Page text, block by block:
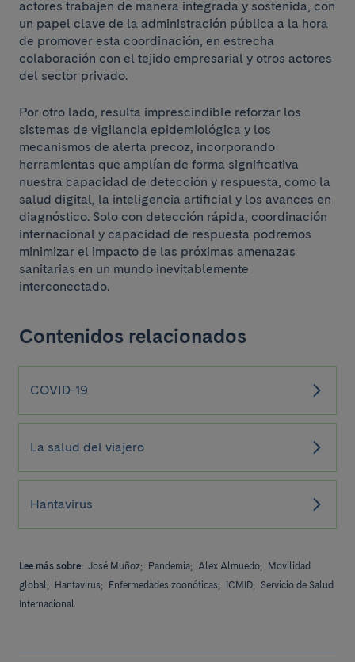
actores trabajen de manera integrada y sostenida, con
un papel clave de la administración pública a la hora
de promover esta coordinación, en estrecha
colaboración con el tejido empresarial y otros actores
del sector privado.
Por otro lado, resulta imprescindible reforzar los
sistemas de vigilancia epidemiológica y los
mecanismos de alerta precoz, incorporando
herramientas que amplían de forma significativa
nuestra capacidad de detección y respuesta, como la
salud digital, la inteligencia artificial y los avances en
diagnóstico. Solo con detección rápida, coordinación
internacional y capacidad de respuesta podremos
minimizar el impacto de las próximas amenazas
sanitarias en un mundo inevitablemente
interconectado.
Contenidos relacionados
COVID-19
La salud del viajero
Hantavirus
Lee más sobre: José Muñoz; Pandemia; Alex Almuedo;
Movilidad
global;
Hantavirus; Enfermedades zoonóticas; ICMID;
Servicio de Salud
Internacional